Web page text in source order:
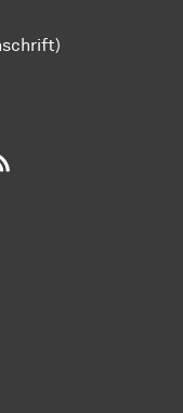
auf YouTube
auf LinkedIn
Dortmund auf XING